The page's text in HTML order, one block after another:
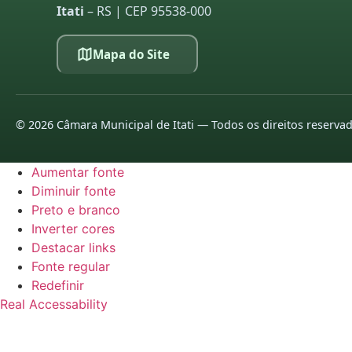
Itati – RS | CEP 95538-000
Mapa do Site
© 2026 Câmara Municipal de Itati — Todos os direitos
Aumentar fonte
Diminuir fonte
Preto e branco
Inverter cores
Destacar links
Fonte regular
Redefinir
Real Accessability